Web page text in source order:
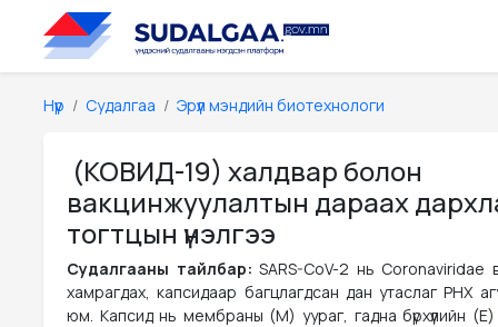
Нүүр Судалгаа Эрүүл мэндийн биотехнологи
(КОВИД-19) халдвар болон
вакцинжуулалтын дараах
тогтцын үнэлгээ
Судалгааны тайлбар: SARS-CoV-2 нь Coronaviridae
хамрагдах, капсидаар багцлагдсан дан утаслаг РНХ
юм. Капсид нь мембраны (M) уураг, гадна бүрхүүлийн